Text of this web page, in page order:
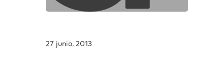
27 junio, 2013